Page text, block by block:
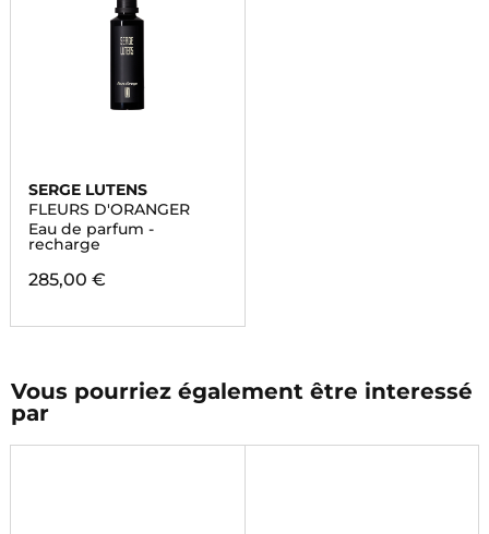
SERGE LUTENS
FLEURS D'ORANGER
Eau de parfum -
recharge
285,00 €
Vous pourriez également être interessé
par